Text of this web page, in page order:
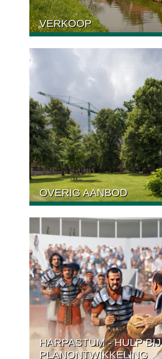
VERKOOP
OVERIG AANBOD
HARPASTUM - HULP BIJ
PLANONTWIKKELING